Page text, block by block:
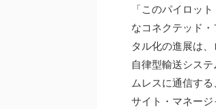
「このパイロッ
なコネクテッド
タル化の進展は
自律型輸送シス
ムレスに通信す
サイト・マネージ